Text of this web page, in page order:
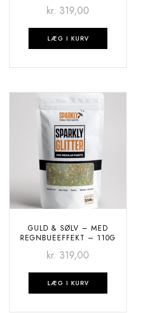
kr. 319,00
LÆG I KURV
GULD & SØLV – MED
REGNBUEEFFEKT – 110G
kr. 319,00
LÆG I KURV